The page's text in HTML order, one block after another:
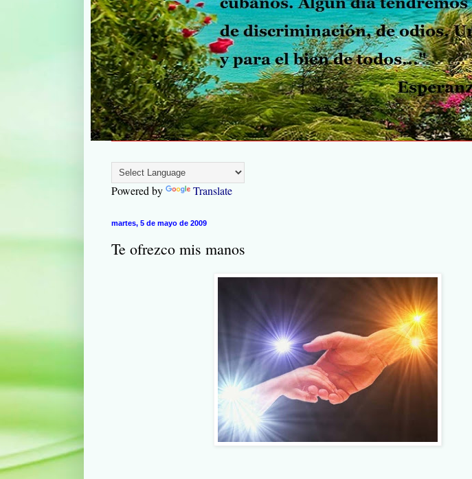
Powered by Translate
martes, 5 de mayo de 2009
Te ofrezco mis manos